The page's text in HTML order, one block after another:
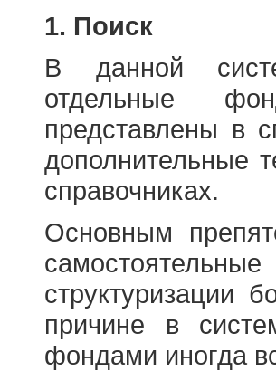
1. Поиск
В данной
отдельные
представлены в
дополнительные
справочниках.
Основным
структуризации
причине в
фондами иногда